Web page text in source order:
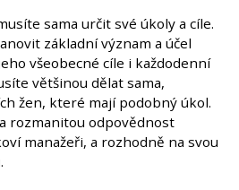
sama určit své úkoly a cíle.
základní význam a účel
všeobecné cíle i každodenní
většinou dělat sama,
žen, které mají podobný úkol.
rozmanitou odpovědnost
manažeři, a rozhodně na svou